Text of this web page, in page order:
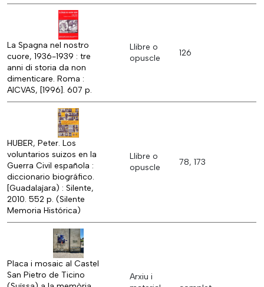
La Spagna nel nostro
cuore, 1936-1939 : tre
anni di storia da non
dimenticare. Roma :
AICVAS, [1996]. 607 p.
Llibre o
opuscle
126
HUBER, Peter. Los
voluntarios suizos en la
Guerra Civil española :
diccionario biográfico.
[Guadalajara) : Silente,
2010. 552 p. (Silente
Memoria Histórica)
Llibre o
opuscle
78, 173
Placa i mosaic al Castel
San Pietro de Ticino
Arxiu i